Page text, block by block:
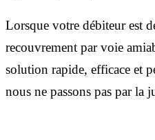
Lorsque votre débiteur est
recouvrement par voie
solution rapide, efficace et
nous ne passons pas par la